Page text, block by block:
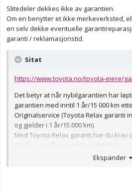
Slitedeler dekkes ikke av garantien.
Om en benytter et ikke merkeverksted,
en selv dekke eventuelle
garanti / reklamasjonstid.
Sitat
https://www.toyota.no/toyota-eiere/
Det betyr at når nybilgarantien har
garantien med inntil 1 år/15 000 km
Originalservice (Toyota Relax garanti
og gjelder i 1 år/15.000 km).
Med Toyota Relax garanti har du krav
skulle oppstå mekaniske, elektriske
som stammer fra fabrikasjon- eller
Ekspander